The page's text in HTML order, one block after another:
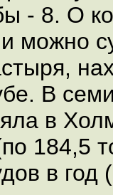
- 8. О
можно
В
в
184,5
в